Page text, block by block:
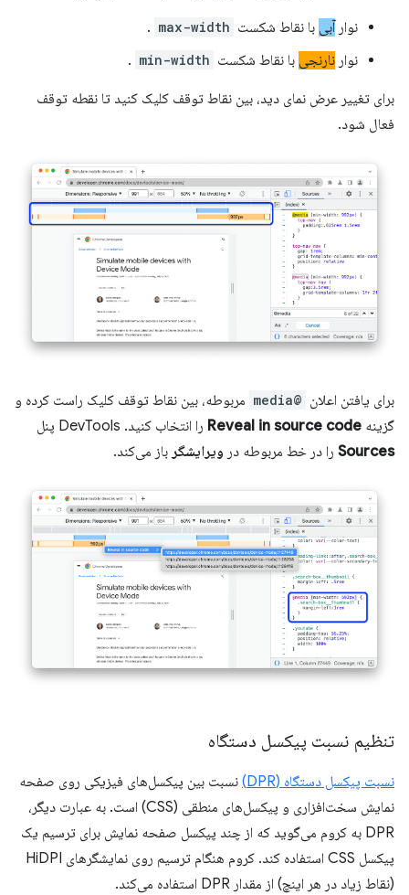
نوار آبی با نقاط شکست max-width
.
نوار نارنجی با نقاط شکست min-width
.
برای تغییر عرض نمای دید، بین نقاط توقف کلیک کنید تا نقطه توقف
فعال شود.
برای یافتن اعلان @media
مربوطه، بین نقاط توقف کلیک راست کرده و
گزینه Reveal in source code را انتخاب کنید. DevTools پنل
Sources را در خط مربوطه در ویرایشگر باز می‌کند.
تنظیم نسبت پیکسل دستگاه
نسبت پیکسل دستگاه (DPR)
نسبت بین پیکسل‌های فیزیکی روی صفحه
نمایش سخت‌افزاری و پیکسل‌های منطقی (CSS) است. به عبارت دیگر،
DPR به کروم می‌گوید که از چند پیکسل صفحه نمایش برای ترسیم یک
پیکسل CSS استفاده کند. کروم هنگام ترسیم روی نمایشگرهای HiDPI
(نقاط زیاد در هر اینچ) از مقدار DPR استفاده می‌کند.